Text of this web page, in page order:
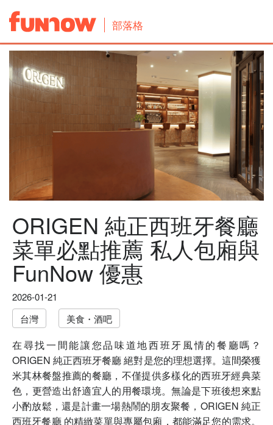
部落格
ORIGEN 純正西班牙餐廳
菜單必點推薦 私人包廂與
FunNow 優惠
2026-01-21
台灣
美食・酒吧
在尋找一間能讓您品味道地西班牙風情的餐廳嗎？
ORIGEN 純正西班牙餐廳 絕對是您的理想選擇。這間榮獲
米其林餐盤推薦的餐廳，不僅提供多樣化的西班牙經典菜
色，更營造出舒適宜人的用餐環境。無論是下班後想來點
小酌放鬆，還是計畫一場熱鬧的朋友聚餐，ORIGEN 純正
西班牙餐廳 的精緻菜單與專屬包廂，都能滿足您的需求。